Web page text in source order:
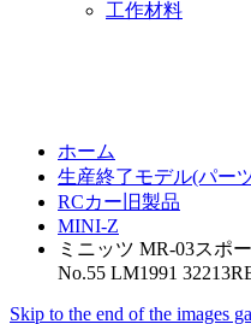
工作材料
ホーム
生産終了モデル(パー
RCカー旧製品
MINI-Z
ミニッツ MR-03スポ
No.55 LM1991
Skip to the end of the images